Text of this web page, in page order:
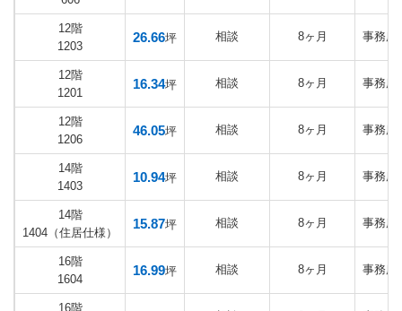
12階
1203
26.66坪 相談 8ヶ月 事務所
12階
1201
16.34坪 相談 8ヶ月 事務所
12階
1206
46.05坪 相談 8ヶ月 事務所
14階
1403
10.94坪 相談 8ヶ月 事務所
14階
1404（住居仕様）
15.87坪 相談 8ヶ月 事務所
16階
1604
16.99坪 相談 8ヶ月 事務所
16階